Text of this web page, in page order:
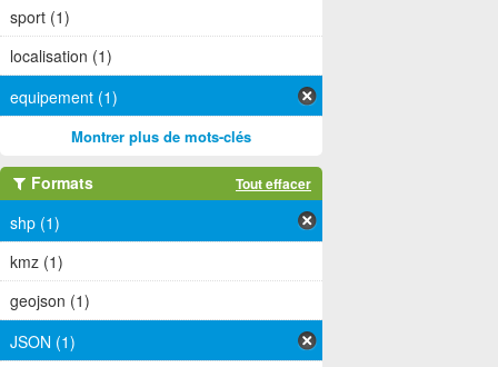
sport (1)
localisation (1)
equipement (1)
Montrer plus de mots-clés
Formats Tout effacer
shp (1)
kmz (1)
geojson (1)
JSON (1)